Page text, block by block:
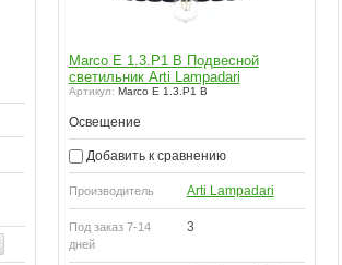
Marco E 1.3.P1 B Подвесной
светильник Arti Lampadari
Артикул: Marco E 1.3.P1 B
Освещение
Добавить к сравнению
Производитель Arti Lampadari
Под заказ 7-14
дней
3